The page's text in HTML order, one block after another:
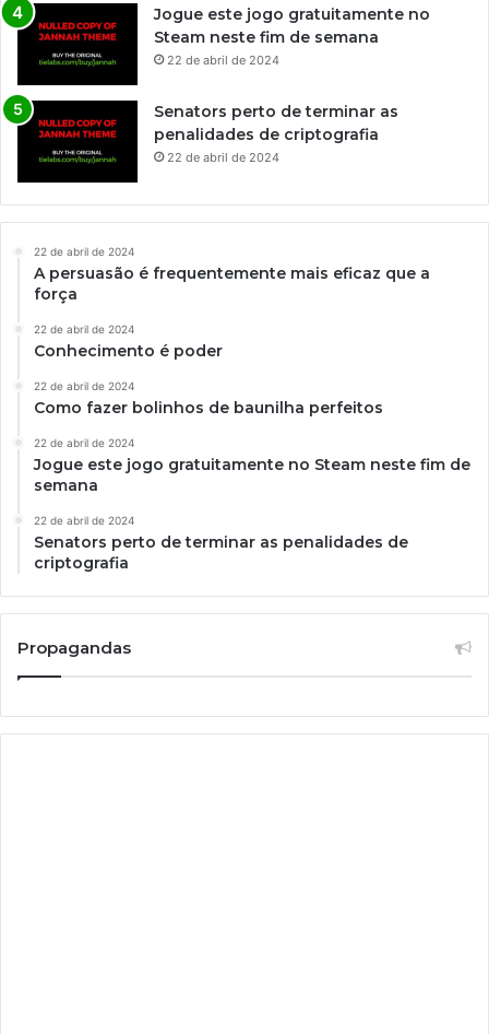
Jogue este jogo gratuitamente no
Steam neste fim de semana
22 de abril de 2024
Senators perto de terminar as
penalidades de criptografia
22 de abril de 2024
22 de abril de 2024
A persuasão é frequentemente mais eficaz que a
força
22 de abril de 2024
Conhecimento é poder
22 de abril de 2024
Como fazer bolinhos de baunilha perfeitos
22 de abril de 2024
Jogue este jogo gratuitamente no Steam neste fim de
semana
22 de abril de 2024
Senators perto de terminar as penalidades de
criptografia
Propagandas